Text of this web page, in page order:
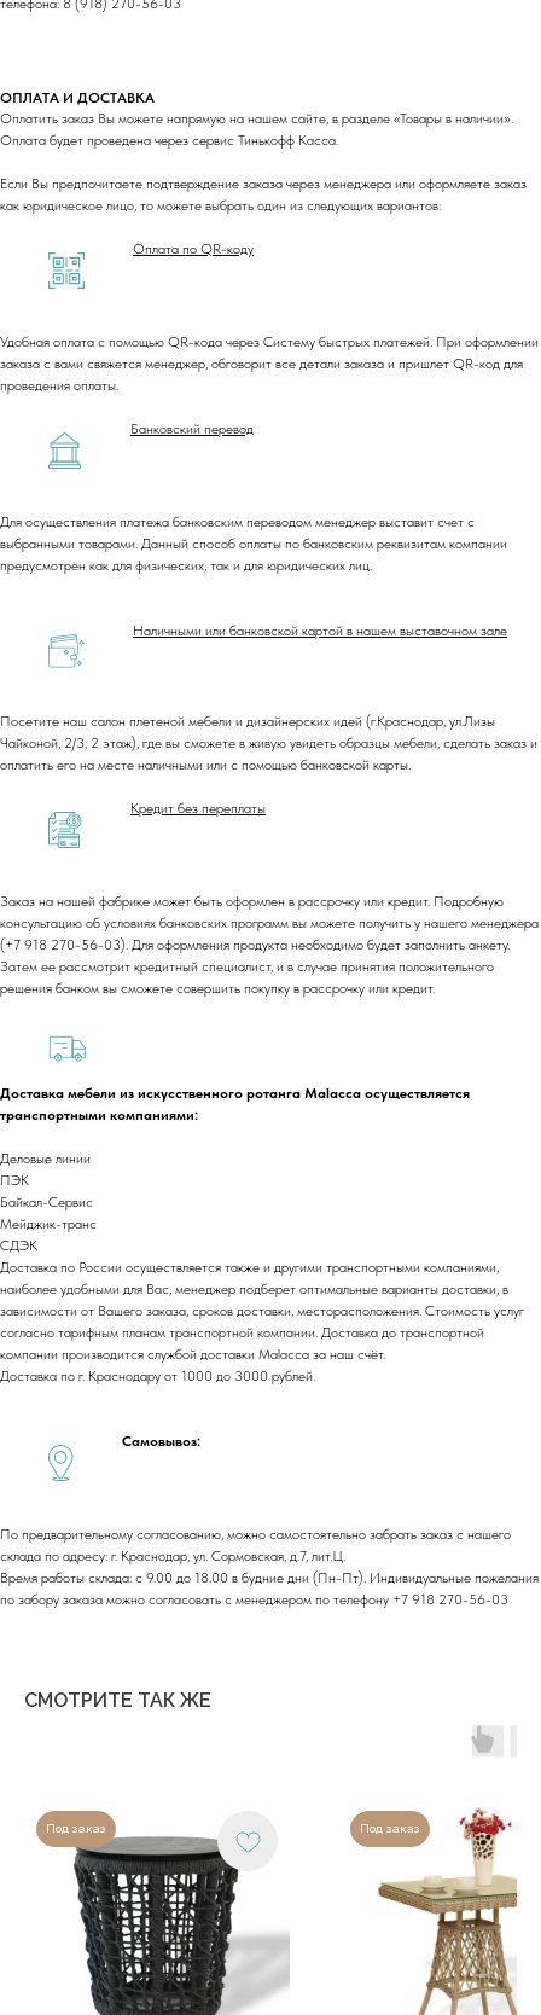
ОПЛАТА И ДОСТАВКА
Оплатить заказ Вы можете напрямую на нашем сайте, в разделе «Товары в наличии».
Оплата будет проведена через сервис Тинькофф Касса.
Если Вы предпочитаете подтверждение заказа через менеджера или оформляете заказ
как юридическое лицо, то можете выбрать один из следующих вариантов:
Оплата по QR-коду
Удобная оплата с помощью QR-кода через Систему быстрых платежей. При оформлении
заказа с вами свяжется менеджер, обговорит все детали заказа и пришлет QR-код для
проведения оплаты.
Банковский перевод
Для осуществления платежа банковским переводом менеджер выставит счет с
выбранными товарами. Данный способ оплаты по банковским реквизитам компании
предусмотрен как для физических, так и для юридических лиц.
Наличными или банковской картой в нашем выставочном зале
Посетите наш салон плетеной мебели и дизайнерских идей (г.Краснодар, ул.Лизы
Чайконой, 2/3, 2 этаж), где вы сможете в живую увидеть образцы мебели, сделать заказ и
оплатить его на месте наличными или с помощью банковской карты.
Кредит без переплаты
Заказ на нашей фабрике может быть оформлен в рассрочку или кредит. Подробную
консультацию об условиях банковских программ вы можете получить у нашего менеджера
(+7 918 270-56-03). Для оформления продукта необходимо будет заполнить анкету.
Затем ее рассмотрит кредитный специалист, и в случае принятия положительного
решения банком вы сможете совершить покупку в рассрочку или кредит.
Доставка мебели из искусственного ротанга Malacca осуществляется
транспортными компаниями:
Деловые линии
ПЭК
Байкал-Сервис
Мейджик-транс
СДЭК
Доставка по России осуществляется также и другими транспортными компаниями,
наиболее удобными для Вас, менеджер подберет оптимальные варианты доставки, в
зависимости от Вашего заказа, сроков доставки, месторасположения. Стоимость услуг
согласно тарифным планам транспортной компании. Доставка до транспортной
компании производится службой доставки Malacca за наш счёт.
Доставка по г. Краснодару от 1000 до 3000 рублей.
Самовывоз:
По предварительному согласованию, можно самостоятельно забрать заказ с нашего
склада по адресу: г. Краснодар, ул. Сормовская, д.7, лит.Ц.
Время работы склада: с 9.00 до 18.00 в будние дни (Пн-Пт). Индивидуальные пожелания
по забору заказа можно согласовать с менеджером по телефону +7 918 270-56-03
СМОТРИТЕ ТАК ЖЕ
Под заказ Под заказ
О компании
Cогласие на обработку персональных данных
Политика обработки персональных данных
Договор оферты
ООО «Малакка
Каталог
Фактические адреса:
ТРЦ Европолис.
Moсковская обл.,г.о. Истра, д.Покровское,
ул. Центральная, здание 33
Блог Для бизнеса